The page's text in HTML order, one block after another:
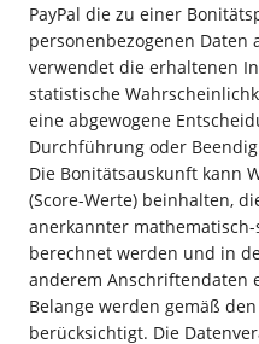
PayPal die zu einer
personenbezogenen Daten
verwendet die erhaltenen
statistische
eine abgewogene
Durchführung oder
Die Bonitätsauskunft kann
(Score-Werte) beinhalten,
anerkannter
berechnet werden und in
anderem Anschriftendaten
Belange werden gemäß
berücksichtigt. Die